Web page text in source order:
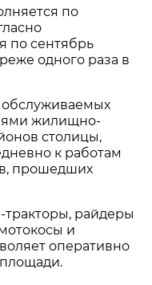
по
по сентябрь
одного раза в
жилищно-
столицы,
к работам
прошедших
райдеры
и
оперативно